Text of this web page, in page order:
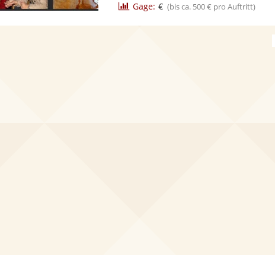
Gage: € (bis ca. 500 € pro Auftritt)